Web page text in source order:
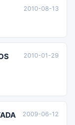
2010-08-13
2010-01-29
2009-06-12